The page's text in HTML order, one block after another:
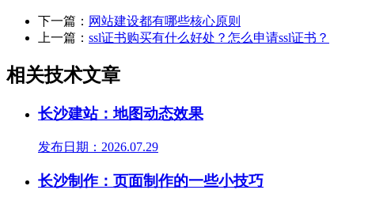
下一篇： 网站建设都有哪些核心原则
上一篇： ssl证书购买有什么好处？怎么申请ssl证书？
相关技术文章
长沙建站：地图动态效果
发布日期：2026.07.29
长沙制作：页面制作的一些小技巧